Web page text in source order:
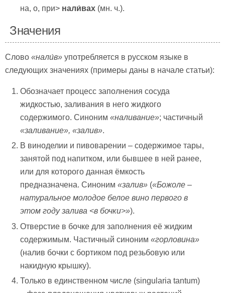
на, о, при> нали́вах (мн. ч.).
Значения
Слово «нали́в» употребляется в русском языке в
следующих значениях (примеры даны в начале статьи):
Обозначает процесс заполнения сосуда
жидкостью, заливания в него жидкого
содержимого. Синоним«наливание»; частичный
«заливание», «залив».
В виноделии и пивоварении – содержимое тары,
занятой под напитком, или бывшее в ней ранее,
или для которого данная ёмкость
предназначена. Синоним«залив» («Божоле –
натуральное молодое белое вино первого в
этом году залива <в бочки>»).
Отверстие в бочке для заполнения её жидким
содержимым. Частичный синоним«горловина»
(налив бочки с бортиком под резьбовую или
накидную крышку).
Только в единственном числе (singularia tantum)